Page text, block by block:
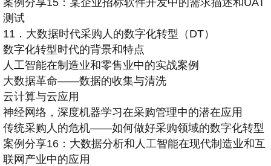
测试
11．大数据时代采购人的数字化转型（DT）
数字化转型时代的背景和特点
人工智能在制造业和零售业中的实战案例
大数据革命——数据的收集与清洗
云计算与云应用
神经网络，深度机器学习在采购管理中的潜在应用
传统采购人的危机——如何做好采购领域的数字化转型
案例分享16：大数据分析和人工智能在现代制造业和互
联网产业中的应用